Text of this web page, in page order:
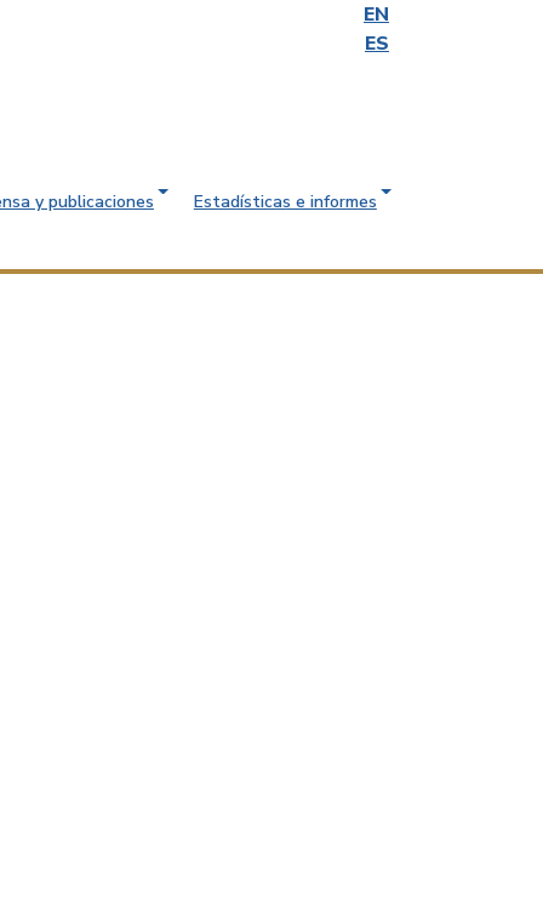
EN
ES
y publicaciones Estadísticas e informes